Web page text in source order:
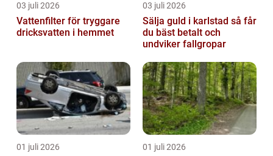
03 juli 2026
Vattenfilter för tryggare
dricksvatten i hemmet
03 juli 2026
Sälja guld i karlstad så får
du bäst betalt och
undviker fallgropar
01 juli 2026 01 juli 2026